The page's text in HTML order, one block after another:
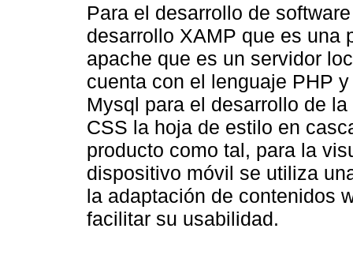
Para el desarrollo de
desarrollo XAMP que es una
apache que es un servidor
cuenta con el lenguaje PHP
Mysql para el desarrollo de
CSS la hoja de estilo en
producto como tal, para la
dispositivo móvil se utiliza
la adaptación de contenidos
facilitar su usabilidad.